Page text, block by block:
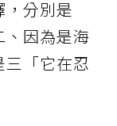
，分別是
、因為是海
「它在忍